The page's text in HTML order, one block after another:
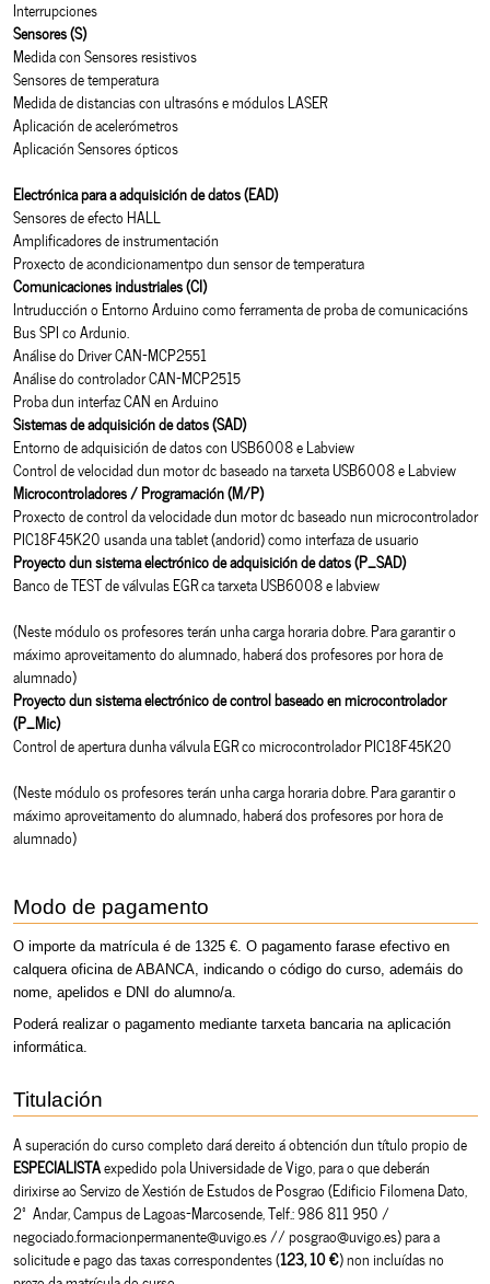
Interrupciones
Sensores (S)
Medida con Sensores resistivos
Sensores de temperatura
Medida de distancias con ultrasóns e módulos LASER
Aplicación de acelerómetros
Aplicación Sensores ópticos
Electrónica para a adquisición de datos (EAD)
Sensores de efecto HALL
Amplificadores de instrumentación
Proxecto de acondicionamentpo dun sensor de temperatura
Comunicaciones industriales (CI)
Intruducción o Entorno Arduino como ferramenta de proba de comunicacións
Bus SPI co Ardunio.
Análise do Driver CAN-MCP2551
Análise do controlador CAN-MCP2515
Proba dun interfaz CAN en Arduino
Sistemas de adquisición de datos (SAD)
Entorno de adquisición de datos con USB6008 e Labview
Control de velocidad dun motor dc baseado na tarxeta USB6008 e Labview
Microcontroladores / Programación (M/P)
Proxecto de control da velocidade dun motor dc baseado nun microcontrolador
PIC18F45K20 usanda una tablet (andorid) como interfaza de usuario
Proyecto dun sistema electrónico de adquisición de datos (P_SAD)
Banco de TEST de válvulas EGR ca tarxeta USB6008 e labview
(Neste módulo os profesores terán unha carga horaria dobre. Para garantir o
máximo aproveitamento do alumnado, haberá dos profesores por hora de
alumnado)
Proyecto dun sistema electrónico de control baseado en microcontrolador
(P_Mic)
Control de apertura dunha válvula EGR co microcontrolador PIC18F45K20
(Neste módulo os profesores terán unha carga horaria dobre. Para garantir o
máximo aproveitamento do alumnado, haberá dos profesores por hora de
alumnado)
Modo de pagamento
O importe da matrícula é de 1325 €. O pagamento farase efectivo en
calquera oficina de ABANCA, indicando o código do curso, ademáis do
nome, apelidos e DNI do alumno/a.
Poderá realizar o pagamento mediante tarxeta bancaria na aplicación
informática.
Titulación
A superación do curso completo dará dereito á obtención dun título propio de
ESPECIALISTAexpedido pola Universidade de Vigo, para o que deberán
dirixirse ao Servizo de Xestión de Estudos de Posgrao (Edificio Filomena Dato,
2º Andar, Campus de Lagoas-Marcosende, Telf.: 986 811 950 /
negociado.formacionpermanente@uvigo.es // posgrao@uvigo.es) para a
solicitude e pago das taxas correspondentes (123, 10 €) non incluídas no